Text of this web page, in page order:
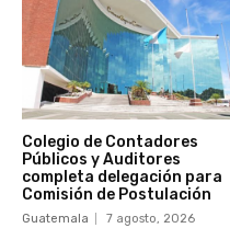
Colegio de Contadores
Públicos y Auditores
completa delegación para
Comisión de Postulación
Guatemala 7 agosto, 2026